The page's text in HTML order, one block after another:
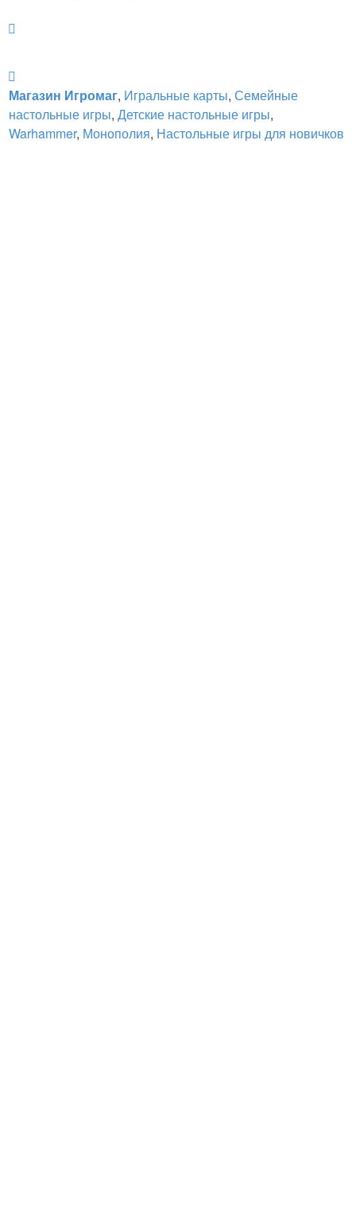
Магазин Игромаг, Игральные карты,Семейные
настольные игры,Детские настольные игры,
Warhammer, Монополия, Настольные игры для новичков